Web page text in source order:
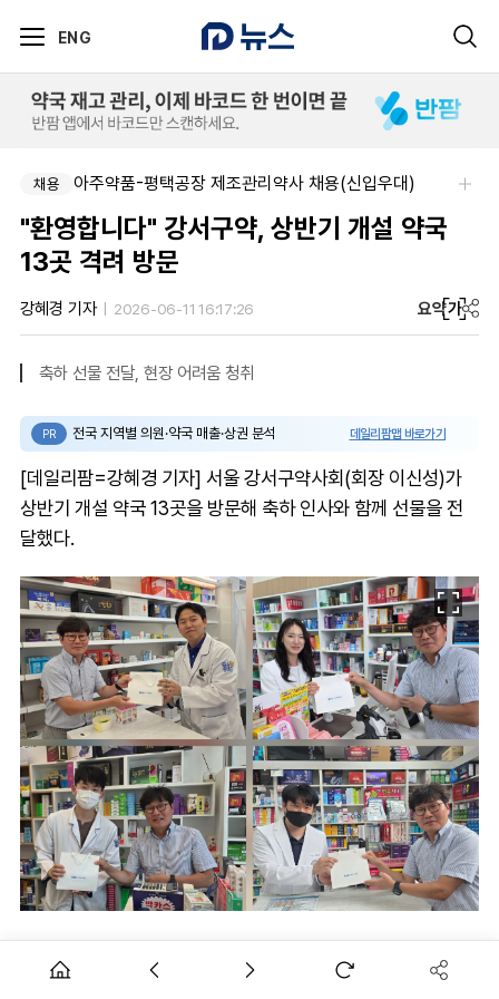
ENG
채용 아주약품-평택공장 제조관리약사 채용(신입우대)
"환영합니다" 강서구약, 상반기 개설 약국
13곳 격려 방문
강혜경 기자 2026-06-11 16:17:26 요약가
축하 선물 전달, 현장 어려움 청취
PR 전국 지역별 의원·약국 매출·상권 분석 데일리팜맵 바로가기
[데일리팜=강혜경 기자] 서울 강서구약사회(회장 이신성)가
상반기 개설 약국 13곳을 방문해 축하 인사와 함께 선물을 전
달했다.
를 공유하는 한편 어려움을 청취했다.